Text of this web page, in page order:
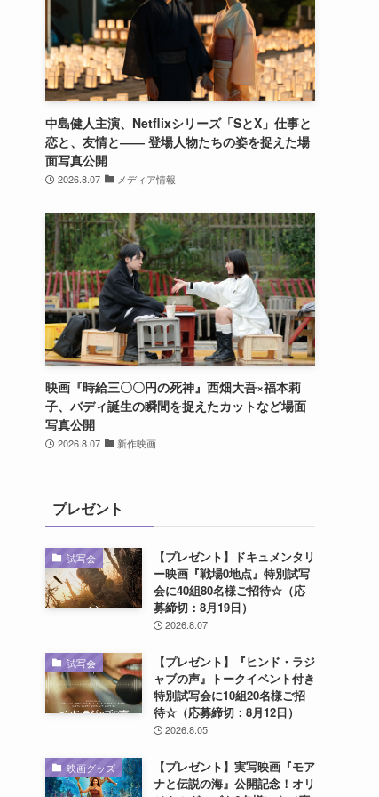
中島健人主演、Netflixシリーズ「SとX」仕事と
恋と、友情と―― 登場人物たちの姿を捉えた場
面写真公開
2026.8.07 メディア情報
映画『時給三〇〇円の死神』西畑大吾×福本莉
子、バディ誕生の瞬間を捉えたカットなど場面
写真公開
2026.8.07 新作映画
プレゼント
試写会
【プレゼント】ドキュメンタリ
ー映画『戦場0地点』特別試写
会に40組80名様ご招待☆（応
募締切：8月19日）
2026.8.07
試写会
【プレゼント】『ヒンド・ラジ
ャブの声』トークイベント付き
特別試写会に10組20名様ご招
待☆（応募締切：8月12日）
2026.8.05
映画グッズ
【プレゼント】実写映画『モア
ナと伝説の海』公開記念！オリ